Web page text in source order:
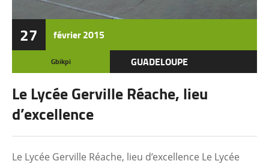
27 février2015
Gbikpi GUADELOUPE
Le Lycée Gerville Réache, lieu
d’excellence
Le Lycée Gerville Réache, lieu d’excellence Le Lycée